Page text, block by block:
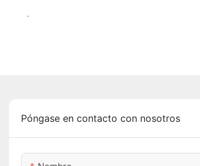
.
Póngase en contacto con nosotros